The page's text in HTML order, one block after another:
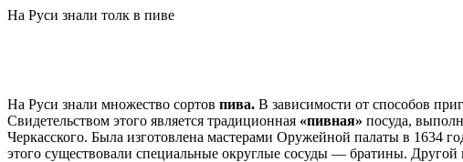
На Руси знали толк в пиве
На Руси знали множество сортов пива. В зависимости от способов
Свидетельством этого является традиционная «пивная» посуда,
Черкасского. Была изготовлена мастерами Оружейной палаты в 1634
этого существовали специальные округлые сосуды — братины.